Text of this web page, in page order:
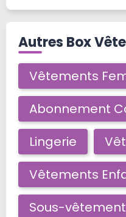
Autres Box
Vêtements
Abonnement
Lingerie
Vêtements
Sous-